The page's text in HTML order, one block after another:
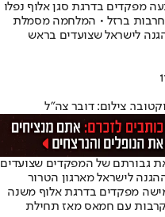
מפקדים בדרגת סגן אלוף נפלו
ברזל • המלחמה מסמלת
לישראל שצועדים בראש
צילום: דובר צה"ל
גבורתם של המפקדים שצועדים
לישראל מארגון הטרור
מפקדים בדרגת אלוף משנה
עם חמאס מאז תחילת